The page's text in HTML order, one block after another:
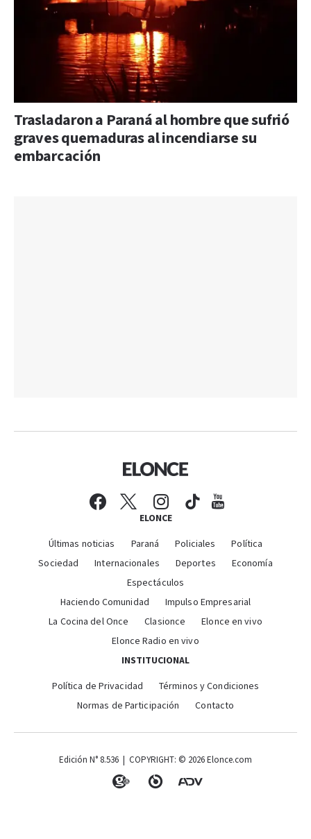
Trasladaron a Paraná al hombre que sufrió
graves quemaduras al incendiarse su
embarcación
ELONCE
Últimas noticias Paraná Policiales
Política
Sociedad
Internacionales Deportes
Economía
Espectáculos
Haciendo Comunidad
Impulso Empresarial
La Cocina del Once
Clasionce
Elonce en vivo
Elonce Radio en vivo
INSTITUCIONAL
Política de Privacidad
Términos y Condiciones
Normas de Participación
Contacto
Edición N° 8.536 | COPYRIGHT: © 2026 Elonce.com